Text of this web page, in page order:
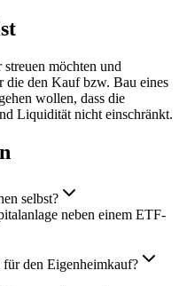
möchten und
die den Kauf bzw. Bau eines
wollen, dass die
Liquidität nicht einschränkt.
selbst?
neben einem ETF-
den Eigenheimkauf?